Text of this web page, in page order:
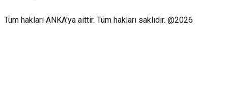
Tüm hakları ANKA'ya aittir. Tüm hakları saklıdır. @2026